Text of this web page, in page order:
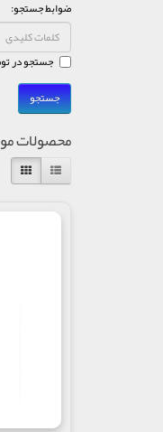
ضوابط جستجو:
جستجو در
محصولات